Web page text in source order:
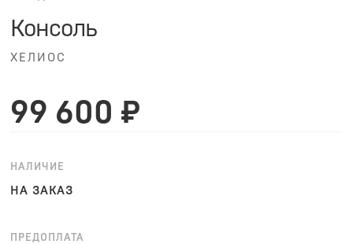
Консоль
ХЕЛИОС
99 600 ₽
НАЛИЧИЕ
НА ЗАКАЗ
ПРЕДОПЛАТА